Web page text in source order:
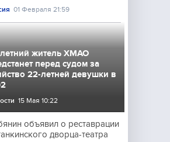
01 Февраля 21:59
житель ХМАО
перед судом за
22-летней девушки в
15 Мая 10:22
объявил о реставрации
дворца-театра